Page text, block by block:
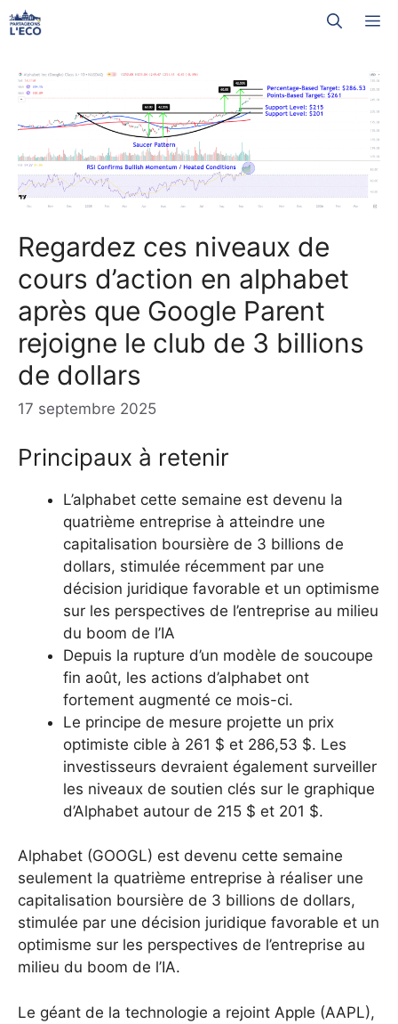
Aller
au
Regardez ces niveaux de
cours d’action en alphabet
après que Google Parent
rejoigne le club de 3 billions
de dollars
17 septembre 2025
Principaux à retenir
L’alphabet cette semaine est devenu la
quatrième entreprise à atteindre une
capitalisation boursière de 3 billions de
dollars, stimulée récemment par une
décision juridique favorable et un optimisme
sur les perspectives de l’entreprise au milieu
du boom de l’IA
Depuis la rupture d’un modèle de soucoupe
fin août, les actions d’alphabet ont
fortement augmenté ce mois-ci.
Le principe de mesure projette un prix
optimiste cible à 261 $ et 286,53 $. Les
investisseurs devraient également surveiller
les niveaux de soutien clés sur le graphique
d’Alphabet autour de 215 $ et 201 $.
Alphabet (GOOGL) est devenu cette semaine
seulement la quatrième entreprise à réaliser une
capitalisation boursière de 3 billions de dollars,
stimulée par une décision juridique favorable et un
optimisme sur les perspectives de l’entreprise au
milieu du boom de l’IA.
Le géant de la technologie a rejoint Apple (AAPL),